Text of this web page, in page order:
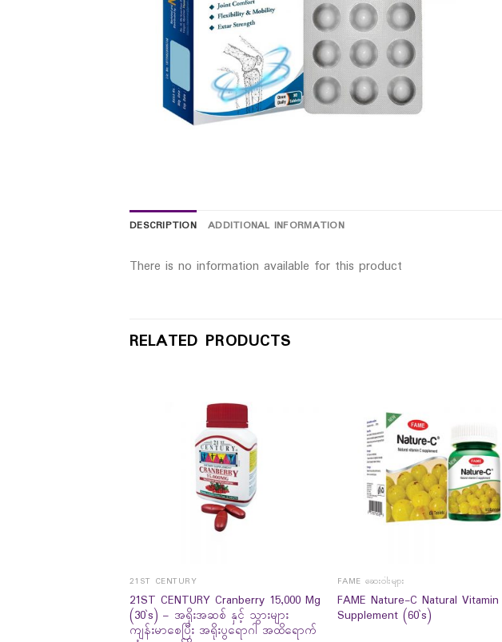
DESCRIPTION ADDITIONAL INFORMATION
There is no information available for this product
RELATED PRODUCTS
21ST CENTURY
21ST CENTURY Cranberry 15,000 Mg
(30`s) – အရိုးအဆစ် နှင့် သွားများ
ကျန်းမာစေပြီး အရိုးပွရောဂါ အထိရောက်
FAME ဆေးဝါးများ
FAME Nature-C Natural Vitamin
Supplement (60`s)